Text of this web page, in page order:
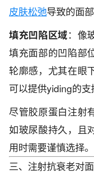
皮肤松弛导致的面
填充凹陷区域：像
填充面部的凹陷部
轮廓感，尤其在眼
可以提供yiding的支
尽管胶原蛋白注射
如玻尿酸持久，且
用时需要谨慎选择。
三、注射抗衰老对